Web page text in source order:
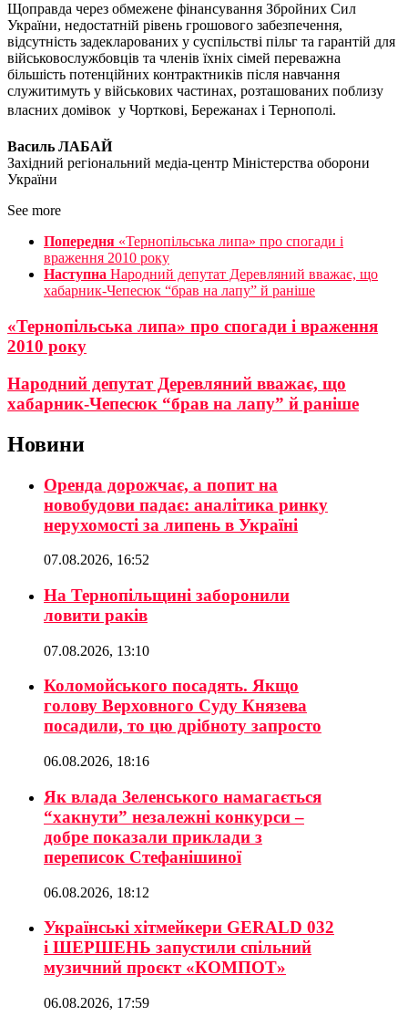
Щоправда через обмежене фінансування Збройних Сил
України, недостатній рівень грошового забезпечення,
відсутність задекларованих у суспільстві пільг та гарантій для
військовослужбовців та членів їхніх сімей переважна
більшість потенційних контрактників після навчання
служитимуть у військових частинах, розташованих поблизу
власних домівок  у Чорткові, Бережанах і Тернополі.
Василь ЛАБАЙ
Західний регіональний медіа-центр Міністерства оборони
України
See more
Попередня «Тернопільська липа» про спогади і
враження 2010 року
Наступна Народний депутат Деревляний вважає, що
хабарник-Чепесюк “брав на лапу” й раніше
«Тернопільська липа» про спогади і враження
2010 року
Народний депутат Деревляний вважає, що
хабарник-Чепесюк “брав на лапу” й раніше
Новини
Оренда дорожчає, а попит на
новобудови падає: аналітика ринку
нерухомості за липень в Україні
07.08.2026, 16:52
На Тернопільщині заборонили
ловити раків
07.08.2026, 13:10
Коломойського посадять. Якщо
голову Верховного Суду Князева
посадили, то цю дрібноту запросто
06.08.2026, 18:16
Як влада Зеленського намагається
“хакнути” незалежні конкурси –
добре показали приклади з
переписок Стефанішиної
06.08.2026, 18:12
Українські хітмейкери GERALD 032
і ШЕРШЕНЬ запустили спільний
музичний проєкт «КОМПОТ»
06.08.2026, 17:59